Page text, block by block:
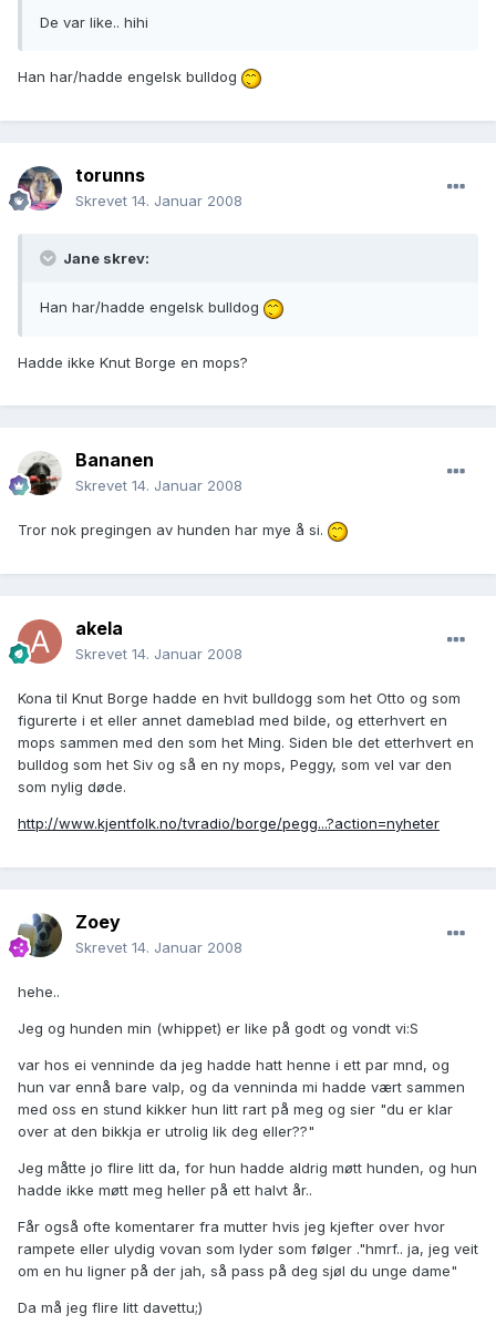
De var like.. hihi
Han har/hadde engelsk bulldog
torunns
Skrevet 14. Januar 2008
Jane skrev:
Han har/hadde engelsk bulldog
Hadde ikke Knut Borge en mops?
Bananen
Skrevet 14. Januar 2008
Tror nok pregingen av hunden har mye å si.
akela
Skrevet 14. Januar 2008
Kona til Knut Borge hadde en hvit bulldogg som het Otto og som
figurerte i et eller annet dameblad med bilde, og etterhvert en
mops sammen med den som het Ming. Siden ble det etterhvert en
bulldog som het Siv og så en ny mops, Peggy, som vel var den
som nylig døde.
http://www.kjentfolk.no/tvradio/borge/pegg...?action=nyheter
Zoey
Skrevet 14. Januar 2008
hehe..
Jeg og hunden min (whippet) er like på godt og vondt vi:S
var hos ei venninde da jeg hadde hatt henne i ett par mnd, og
hun var ennå bare valp, og da venninda mi hadde vært sammen
med oss en stund kikker hun litt rart på meg og sier "du er klar
over at den bikkja er utrolig lik deg eller??"
Jeg måtte jo flire litt da, for hun hadde aldrig møtt hunden, og hun
hadde ikke møtt meg heller på ett halvt år..
Får også ofte komentarer fra mutter hvis jeg kjefter over hvor
rampete eller ulydig vovan som lyder som følger ."hmrf.. ja, jeg veit
om en hu ligner på der jah, så pass på deg sjøl du unge dame"
Da må jeg flire litt davettu;)